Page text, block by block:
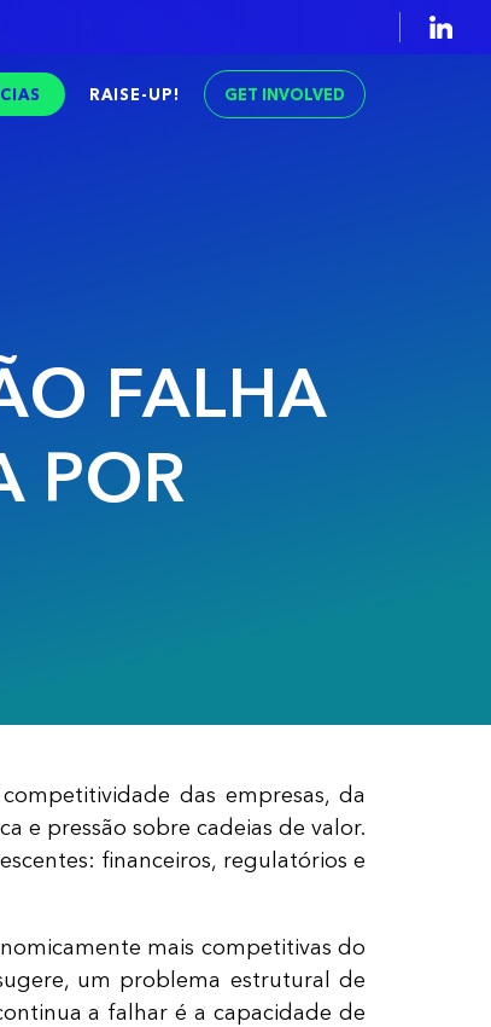
RAISE-UP! GET INVOLVED
FALHA
POR
das empresas, da
e pressão sobre cadeias de valor.
financeiros, regulatórios e
mais competitivas do
um problema estrutural de
a falhar é a capacidade de